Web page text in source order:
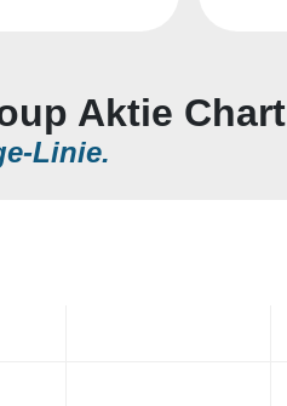
Aktie Chart
Linie.